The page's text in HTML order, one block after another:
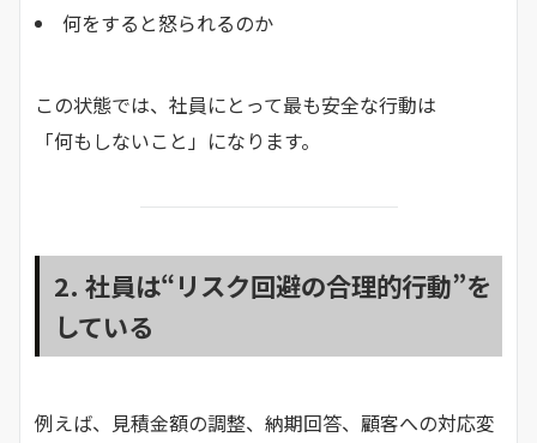
何をすると怒られるのか
この状態では、社員にとって最も安全な行動は
「何もしないこと」になります。
2. 社員は“リスク回避の合理的行動”を
している
例えば、見積金額の調整、納期回答、顧客への対応変